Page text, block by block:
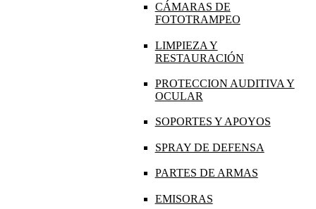
CÁMARAS DE
FOTOTRAMPEO
LIMPIEZA Y
RESTAURACIÓN
PROTECCION AUDITIVA Y
OCULAR
SOPORTES Y APOYOS
SPRAY DE DEFENSA
PARTES DE ARMAS
EMISORAS